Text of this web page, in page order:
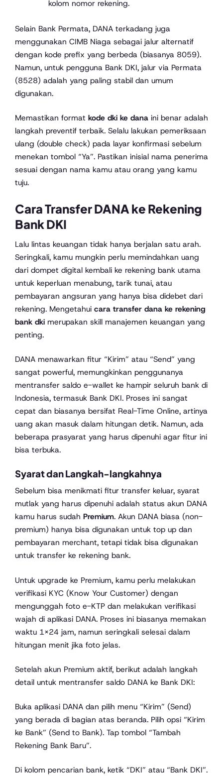
kolom nomor rekening.
Selain Bank Permata, DANA terkadang juga
menggunakan CIMB Niaga sebagai jalur alternatif
dengan kode prefix yang berbeda (biasanya 8059).
Namun, untuk pengguna Bank DKI, jalur via Permata
(8528) adalah yang paling stabil dan umum
digunakan.
Memastikan format kode dki ke dana ini benar adalah
langkah preventif terbaik. Selalu lakukan pemeriksaan
ulang (double check) pada layar konfirmasi sebelum
menekan tombol “Ya”. Pastikan inisial nama penerima
sesuai dengan nama kamu atau orang yang kamu
tuju.
Cara Transfer DANA ke Rekening
Bank DKI
Lalu lintas keuangan tidak hanya berjalan satu arah.
Seringkali, kamu mungkin perlu memindahkan uang
dari dompet digital kembali ke rekening bank utama
untuk keperluan menabung, tarik tunai, atau
pembayaran angsuran yang hanya bisa didebet dari
rekening. Mengetahui cara transfer dana ke rekening
bank dki merupakan skill manajemen keuangan yang
penting.
DANA menawarkan fitur “Kirim” atau “Send” yang
sangat powerful, memungkinkan penggunanya
mentransfer saldo e-wallet ke hampir seluruh bank di
Indonesia, termasuk Bank DKI. Proses ini sangat
cepat dan biasanya bersifat Real-Time Online, artinya
uang akan masuk dalam hitungan detik. Namun, ada
beberapa prasyarat yang harus dipenuhi agar fitur ini
bisa terbuka.
Syarat dan Langkah-langkahnya
Sebelum bisa menikmati fitur transfer keluar, syarat
mutlak yang harus dipenuhi adalah status akun DANA
kamu harus sudah Premium. Akun DANA biasa (non-
premium) hanya bisa digunakan untuk top up dan
pembayaran merchant, tetapi tidak bisa digunakan
untuk transfer ke rekening bank.
Untuk upgrade ke Premium, kamu perlu melakukan
verifikasi KYC (Know Your Customer) dengan
mengunggah foto e-KTP dan melakukan verifikasi
wajah di aplikasi DANA. Proses ini biasanya memakan
waktu 1×24 jam, namun seringkali selesai dalam
hitungan menit jika foto jelas.
Setelah akun Premium aktif, berikut adalah langkah
detail untuk mentransfer saldo DANA ke Bank DKI:
Buka aplikasi DANA dan pilih menu “Kirim” (Send)
yang berada di bagian atas beranda. Pilih opsi “Kirim
ke Bank” (Send to Bank). Tap tombol “Tambah
Rekening Bank Baru”.
Di kolom pencarian bank, ketik “DKI” atau “Bank DKI”.